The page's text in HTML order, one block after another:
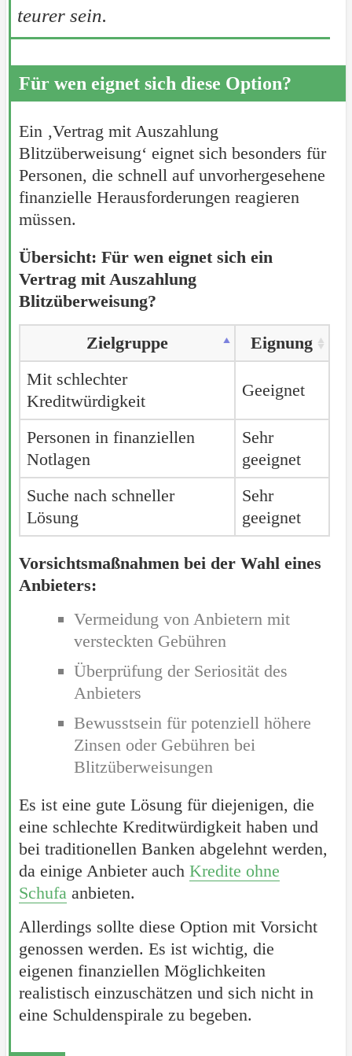
teurer sein.
Für wen eignet sich diese Option?
Ein ‚Vertrag mit Auszahlung
Blitzüberweisung‘ eignet sich besonders für
Personen, die schnell auf unvorhergesehene
finanzielle Herausforderungen reagieren
müssen.
Übersicht: Für wen eignet sich ein
Vertrag mit Auszahlung
Blitzüberweisung?
Zielgruppe
Eignung
Mit schlechter
Kreditwürdigkeit
Geeignet
Personen in finanziellen
Notlagen
Sehr
geeignet
Suche nach schneller
Lösung
Sehr
geeignet
Vorsichtsmaßnahmen bei der Wahl eines
Anbieters:
Vermeidung von Anbietern mit
versteckten Gebühren
Überprüfung der Seriosität des
Anbieters
Bewusstsein für potenziell höhere
Zinsen oder Gebühren bei
Blitzüberweisungen
Es ist eine gute Lösung für diejenigen, die
eine schlechte Kreditwürdigkeit haben und
bei traditionellen Banken abgelehnt werden,
da einige Anbieter auch Kredite ohne
Schufaanbieten.
Allerdings sollte diese Option mit Vorsicht
genossen werden. Es ist wichtig, die
eigenen finanziellen Möglichkeiten
realistisch einzuschätzen und sich nicht in
eine Schuldenspirale zu begeben.